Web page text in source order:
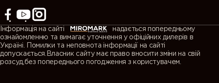
Інформація на сайті
надається попередньому
ознайомленню та вимагає уточнення у офіційних дилерів в
Україні. Помилки та неповнота інформації на сайті
допускається.Власник сайту має право вносити зміни на свій
розсуд,без попереднього погодження з користувачем.